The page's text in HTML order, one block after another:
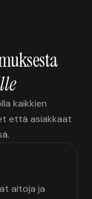
kaikkien
että asiakkaat
aitoja ja